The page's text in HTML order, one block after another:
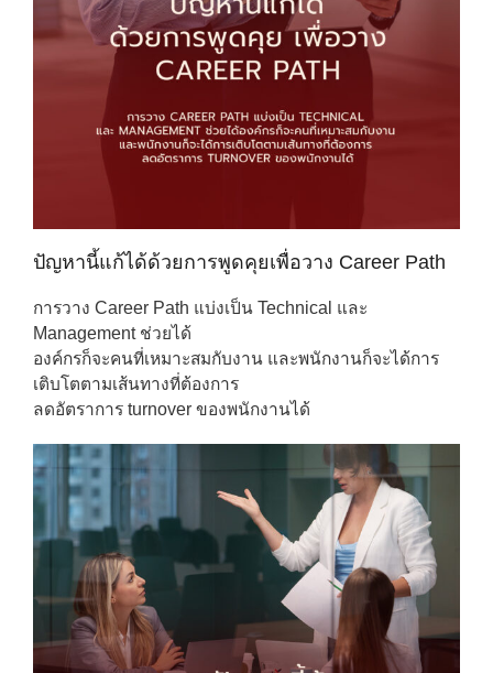
ปัญหานี้แก้ได้ด้วยการพูดคุยเพื่อวาง Career Path
การวาง Career Path แบ่งเป็น Technical และ
Management ช่วยได้
องค์กรก็จะคนที่เหมาะสมกับงาน และพนักงานก็จะได้การ
เติบโตตามเส้นทางที่ต้องการ
ลดอัตราการ turnover ของพนักงานได้